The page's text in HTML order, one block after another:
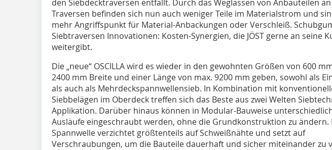
den Siebdecktraversen entfällt. Durch das Weglassen von Anbauteilen
Traversen befinden sich nun auch weniger Teile im Materialstrom und
mehr Angriffspunkt für Material-Anbackungen oder Verschleiß.
Siebtraversen Innovationen: Kosten-Synergien, die JÖST gerne an seine
weitergibt.
Die „neue“ OSCILLA wird es wieder in den gewohnten Größen von 600
2400 mm Breite und einer Länge von max. 9200 mm geben, sowohl als
als auch als Mehrdeckspannwellensieb. In Kombination mit
Siebbelägen im Oberdeck treffen sich das Beste aus zwei Welten
Applikation. Darüber hinaus können in Modular-Bauweise
Ausläufe eingeschraubt werden, ohne die Grundkonstruktion zu ändern.
Spannwelle verzichtet größtenteils auf Schweißnähte und setzt auf
Verschraubungen, um die Bauteile dauerhaft und sicher miteinander zu